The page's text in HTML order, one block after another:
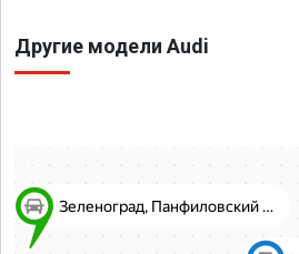
Другие модели Audi